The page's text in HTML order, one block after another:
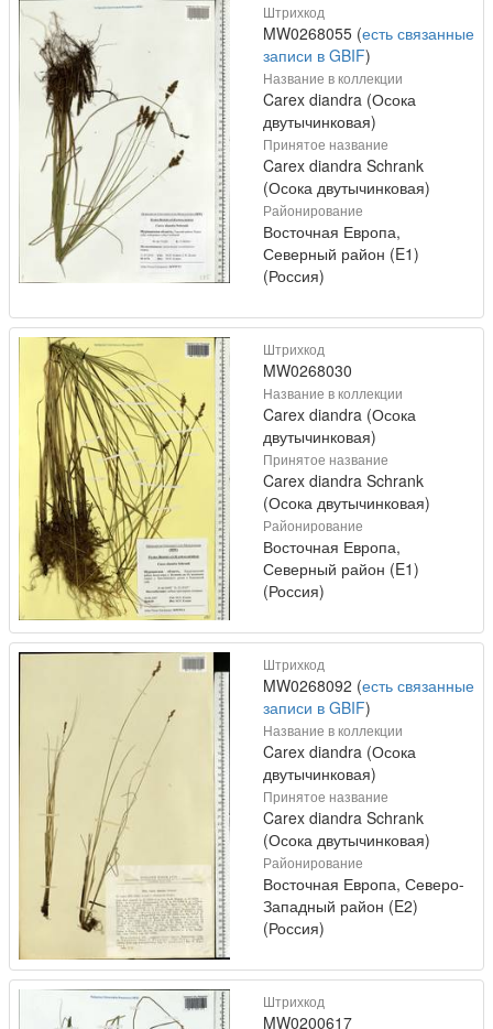
Штрихкод
MW0268055 (есть связанные
записи в GBIF)
Название в коллекции
Carex diandra (Осока
двутычинковая)
Принятое название
Carex diandra Schrank
(Осока двутычинковая)
Районирование
Восточная Европа,
Северный район (E1)
(Россия)
Штрихкод
MW0268030
Название в коллекции
Carex diandra (Осока
двутычинковая)
Принятое название
Carex diandra Schrank
(Осока двутычинковая)
Районирование
Восточная Европа,
Северный район (E1)
(Россия)
Штрихкод
MW0268092 (есть связанные
записи в GBIF)
Название в коллекции
Carex diandra (Осока
двутычинковая)
Принятое название
Carex diandra Schrank
(Осока двутычинковая)
Районирование
Восточная Европа, Северо-
Западный район (E2)
(Россия)
Штрихкод
MW0200617